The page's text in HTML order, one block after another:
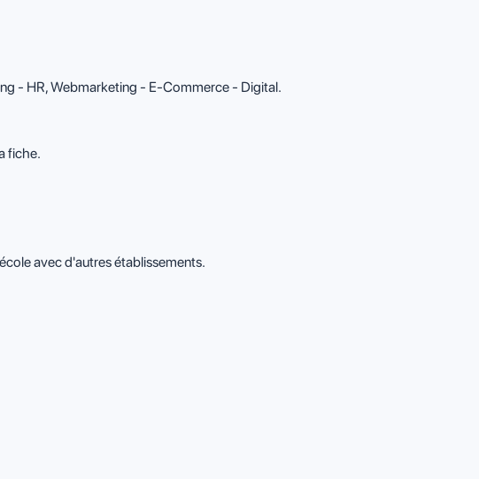
- HR, Webmarketing - E-Commerce - Digital.
fiche.
avec d'autres établissements.